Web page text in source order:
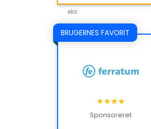
eks:
BRUGERNES FAVORIT
★★★★
Sponsoreret